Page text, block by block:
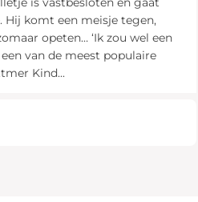
Hij komt een meisje tegen,
opeten… ‘Ik zou wel een
van de meest populaire
Kind...